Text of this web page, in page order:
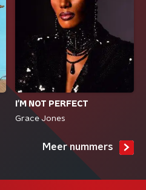
I'M NOT PERFECT
Grace Jones
Meer nummers